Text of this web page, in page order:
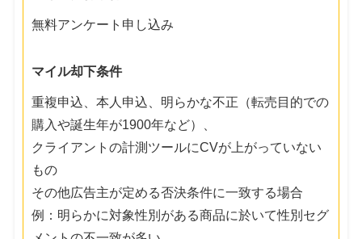
無料アンケート申し込み
マイル却下条件
重複申込、本人申込、明らかな不正（転売目的での
購入や誕生年が1900年など）、
クライアントの計測ツールにCVが上がっていない
もの
その他広告主が定める否決条件に一致する場合
例：明らかに対象性別がある商品に於いて性別セグ